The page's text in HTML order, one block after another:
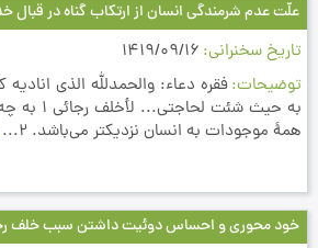
علّت عدم شرمندگی انسان از ارتکاب گناه در قبال
تاریخ سخنرانی 1419/09/16
توضیحات فقره دعاء: والحمدلله الذي
به حيث
همۀ موجودات به انسان نزديكتر مي‌باشد. 2...
خود محوری و احساس دوئیت داشتن سبب خلف